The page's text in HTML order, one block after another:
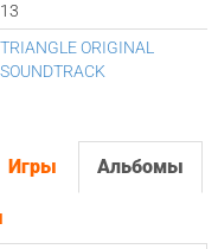
13
TRIANGLE ORIGINAL
SOUNDTRACK
Игры Альбомы